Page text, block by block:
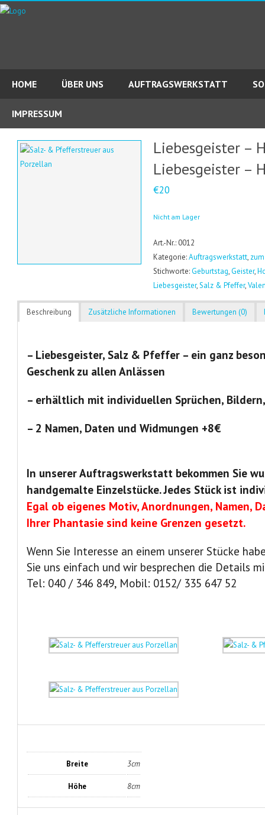
HOME ÜBER UNS AUFTRAGSWERKSTATT
IMPRESSUM
Liebesgeister –
Liebesgeister –
€20
Nicht am Lager
Art.-Nr.: 0012
Kategorie:Auftragswerkstatt,
Stichworte:Geburtstag,Geister,
Liebesgeister,Salz & Pfeffer,
Beschreibung Zusätzliche Informationen Bewertungen (0)
– Liebesgeister, Salz & Pfeffer – ein ganz
Geschenk zu allen Anlässen
– erhältlich mit individuellen Sprüchen,
– 2 Namen, Daten und Widmungen +8€
In unserer Auftragswerkstatt bekommen Sie
handgemalte Einzelstücke. Jedes Stück ist
Egal ob eigenes Motiv, Anordnungen, Namen,
Ihrer Phantasie sind keine Grenzen gesetzt.
Wenn Sie Interesse an einem unserer Stücke
Sie uns einfach und wir besprechen die Details
Tel: 040 / 346 849, Mobil: 0152/ 335 647 52
Breite 3cm
Höhe 8cm